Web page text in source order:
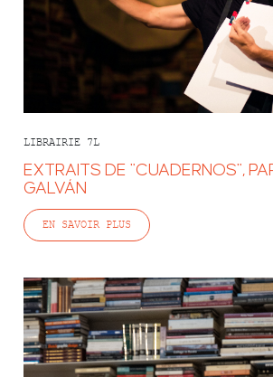
LIBRAIRIE 7L
EXTRAITS DE "CUADERNOS",
GALVÁN
EN SAVOIR PLUS